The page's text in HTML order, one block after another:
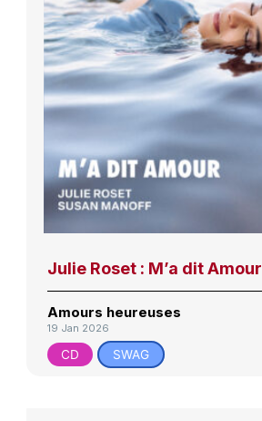
Julie Roset : M’a dit Amour
Amours heureuses
19 Jan 2026
CD SWAG